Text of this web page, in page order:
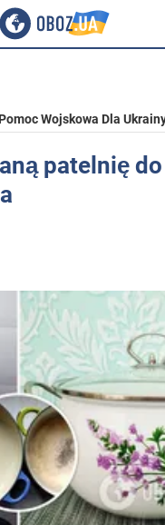
Pomoc Wojskowa Dla
patelnię